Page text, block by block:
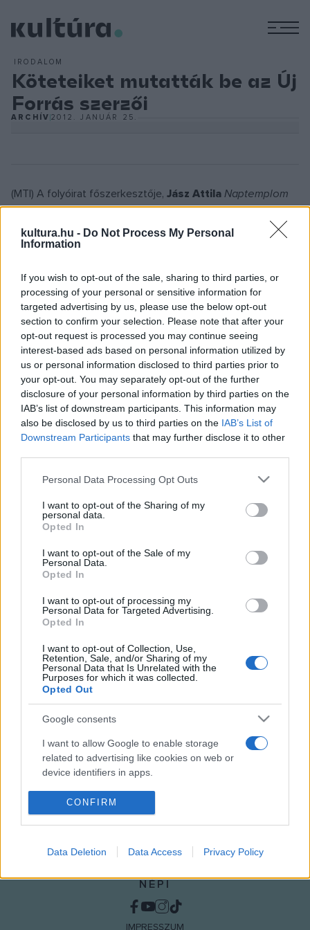
kultura.hu - Do Not Process My Personal
Information
If you wish to opt-out of the sale, sharing to third parties, or
processing of your personal or sensitive information for
targeted advertising by us, please use the below opt-out
section to confirm your selection. Please note that after your
opt-out request is processed you may continue seeing
interest-based ads based on personal information utilized by
us or personal information disclosed to third parties prior to
your opt-out. You may separately opt-out of the further
disclosure of your personal information by third parties on the
IAB’s list of downstream participants. This information may
also be disclosed by us to third parties on the IAB’s List of
Downstream Participants that may further disclose it to other
Please note that this website/app uses one or more Google
not limited to your visit or usage behaviour. You may click to
grant or deny consent to Google and its third-party tags to
use your data for below specified purposes in below Google
consent section.
Personal Data Processing Opt Outs
I want to opt-out of the Sharing of my
personal data.
Opted In
I want to opt-out of the Sale of my
Personal Data.
Opted In
I want to opt-out of processing my
Personal Data for Targeted Advertising.
Opted In
I want to opt-out of Collection, Use,
Retention, Sale, and/or Sharing of my
Personal Data that Is Unrelated with the
Purposes for which it was collected.
Opted Out
Google consents
I want to allow Google to enable storage
related to advertising like cookies on web or
device identifiers in apps.
I want to allow my user data to be sent to
Google for online advertising purposes.
I want to allow Google to send me
personalized advertising.
I want to allow Google to enable storage
related to analytics like cookies on web or
device identifiers in apps.
CONFIRM
Data Deletion Data Access Privacy Policy
IRODALOM
Köteteiket mutatták be az Új
Forrás szerzői
ARCHÍV2012. JANUÁR 25.
(MTI) A folyóirat főszerkesztője, Jász Attila Naptemplom
be. A mű 2011-ben Quasimodo-díjat kapott a költői
versenyen és ráadásként a kiírók nyomtatásban is
megjelentették a művet.
"A festő életéről szóló alkotás egyrészt a képeket versben
elemzi, de mellette Csontváry prózában beszél az életéről
és folyton ott a kérdés, hogy zseni vagy őrült. Amikor a
képekről beszél, akkor zseni, de ahogy az életet szemléli,
annak alapján inkább őrült" ? mondta Jász Attila.
A szerző szerint a festő egyéniségének őrült oldala
egy ember gondol, de nem lehet leírni, például a világ
megmentéséről. A műbőlEgyed Atilla, Jászai-díjas
színművész olvasott fel,
Az esten a folyóirat szerkesztője,
bemutatta első kötetét. A 20 századi magyar katolikus
irodalom képviselőiről összeállított tanulmánykötetben mára
Kiadó jelentette meg.
NÉPI
IMPRESSZUM